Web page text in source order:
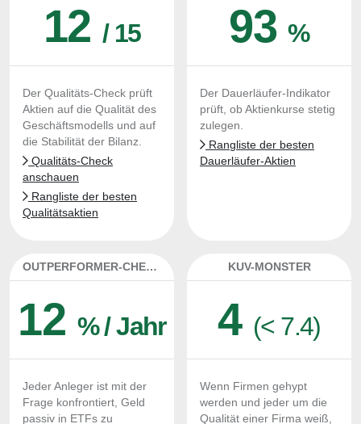
12 / 15
Der Qualitäts-Check prüft
Aktien auf die Qualität des
Geschäftsmodells und auf
die Stabilität der Bilanz.
Qualitäts-Check
anschauen
Rangliste der besten
Qualitätsaktien
93%
Der Dauerläufer-Indikator
prüft, ob Aktienkurse stetig
zulegen.
Rangliste der besten
Dauerläufer-Aktien
OUTPERFORMER-CHECK
12 % / Jahr
Jeder Anleger ist mit der
Frage konfrontiert, Geld
passiv in ETFs zu
KUV-MONSTER
4 (< 7.4)
Wenn Firmen gehypt
werden und jeder um die
Qualität einer Firma weiß,